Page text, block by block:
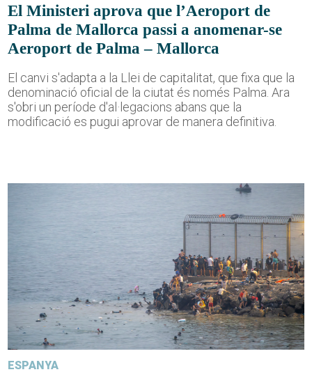
El Ministeri aprova que l’Aeroport de
Palma de Mallorca passi a anomenar-se
Aeroport de Palma – Mallorca
El canvi s'adapta a la Llei de capitalitat, que fixa que la
denominació oficial de la ciutat és només Palma. Ara
s'obri un període d'al·legacions abans que la
modificació es pugui aprovar de manera definitiva.
ESPANYA